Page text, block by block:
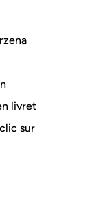
livret
sur